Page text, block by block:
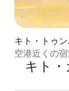
キト・トゥ
空港近くの
キト